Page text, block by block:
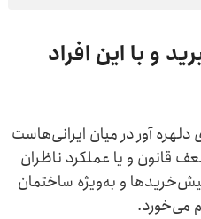
و با این افراد
دلهره آور در میان ایرانی‌هاست
قانون و یا عملکرد ناظران
و به‌ویژه ساختمان
می‌خورد.